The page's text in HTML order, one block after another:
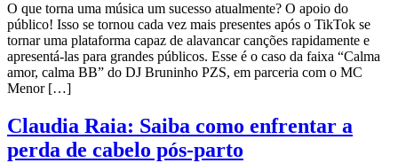
O que torna uma música um sucesso atualmente? O apoio do
público! Isso se tornou cada vez mais presentes após o TikTok se
tornar uma plataforma capaz de alavancar canções rapidamente e
apresentá-las para grandes públicos. Esse é o caso da faixa “Calma
amor, calma BB” do DJ Bruninho PZS, em parceria com o MC
Menor […]
Claudia Raia: Saiba como enfrentar a
perda de cabelo pós-parto